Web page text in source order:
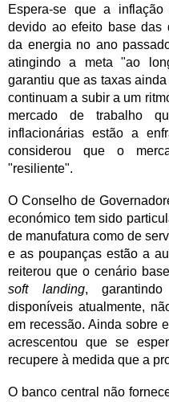
Espera-se que a
devido ao efeito base das
da energia no ano
atingindo a meta "ao
garantiu que as taxas
continuam a subir a um
mercado de trabalho
inflacionárias estão a
considerou que o
"resiliente".
O Conselho de
económico tem sido
de manufatura como de
e as poupanças estão a
reiterou que o cenário
soft landing,
disponíveis atualmente,
em recessão. Ainda sobre
acrescentou que se
recupere à medida que a
O banco central não